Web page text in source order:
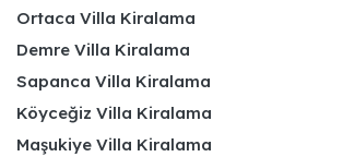
Ortaca Villa Kiralama
Demre Villa Kiralama
Sapanca Villa Kiralama
Köyceğiz Villa Kiralama
Maşukiye Villa Kiralama